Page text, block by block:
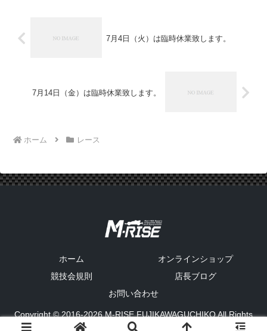
7月4日（火）は臨時休業致します。
7月14日（金）は臨時休業致します。
ホーム レース
ホーム
オンラインショップ
競技会規則
店長ブログ
お問い合わせ
Copyright © 2016-2026 M-RISE FUJIKAWAGUCHIKO All Rights